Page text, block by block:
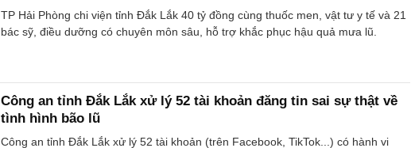
TP Hải Phòng chi viện tỉnh Đắk Lắk 40 tỷ đồng cùng thuốc men, vật tư y tế và 21
bác sỹ, điều dưỡng có chuyên môn sâu, hỗ trợ khắc phục hậu quả mưa lũ.
Công an tỉnh Đắk Lắk xử lý 52 tài khoản đăng tin sai sự thật về
tình hình bão lũ
Công an tỉnh Đắk Lắk xử lý 52 tài khoản (trên Facebook, TikTok...) có hành vi